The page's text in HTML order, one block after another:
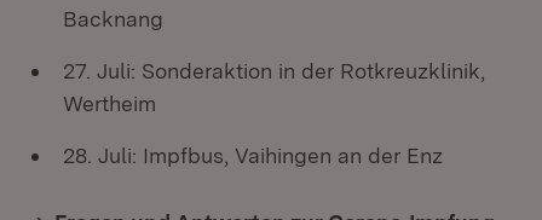
Backnang
27. Juli: Sonderaktion in der Rotkreuzklinik,
Wertheim
28. Juli: Impfbus, Vaihingen an der Enz